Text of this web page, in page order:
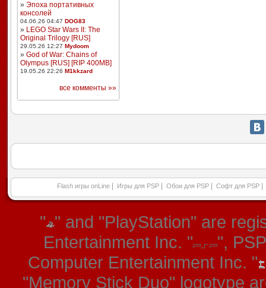
» Эпоха портативных
консолей
04.06.26 04:47 DOG83
» LEGO Star Wars II: The
Original Trilogy [RUS]
29.05.26 12:27 Mydoom
» God of War: Chains of
Olympus [RUS] [RIP 400MB]
19.05.26 22:26 M1kkzard
все комменты »»
Flash игры onLine Игры для PSP Обои для PSP Софт для PSP
" " and "PlayStation" are
Entertainment Inc. "
",
Computer Entertainment Inc. "
"Memory Stick Duo" logotype